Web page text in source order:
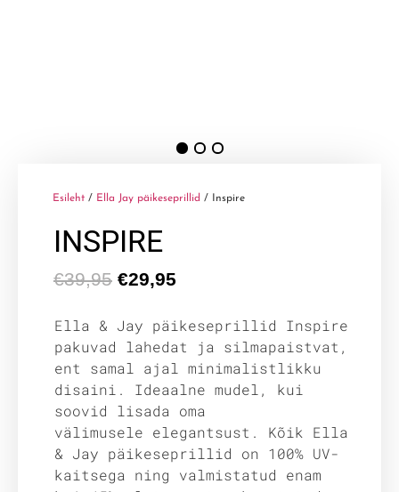
Esileht / Ella Jay päikeseprillid / Inspire
INSPIRE
€39,95 €29,95
Ella & Jay päikeseprillid Inspire
pakuvad lahedat ja silmapaistvat,
ent samal ajal minimalistlikku
disaini. Ideaalne mudel, kui
soovid lisada oma
välimusele elegantsust. Kõik Ella
& Jay päikeseprillid on 100% UV-
kaitsega ning valmistatud enam